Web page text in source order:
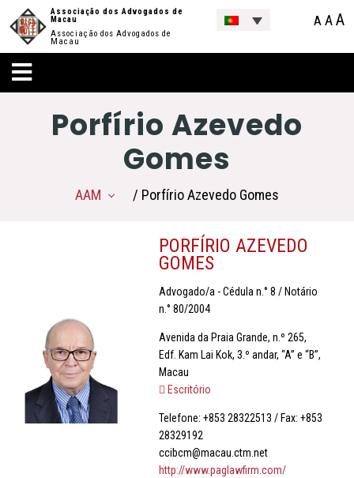
Associação dos Advogados de
Macau
Associação dos Advogados de
Macau
A AA
Porfírio Azevedo
Gomes
AAM / Porfírio Azevedo Gomes
PORFÍRIO AZEVEDO
GOMES
Advogado/a - Cédula n.° 8 / Notário
n.° 80/2004
Avenida da Praia Grande, n.º 265,
Edf. Kam Lai Kok, 3.º andar, “A” e “B”,
Macau
Escritório
Telefone: +853 28322513 / Fax: +853
28329192
ccibcm@macau.ctm.net
http://www.paglawfirm.com/